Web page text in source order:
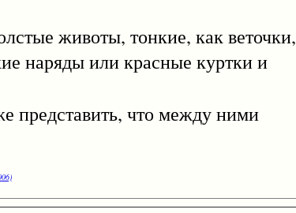
животы, тонкие, как веточки,
наряды или красные куртки и
представить, что между ними